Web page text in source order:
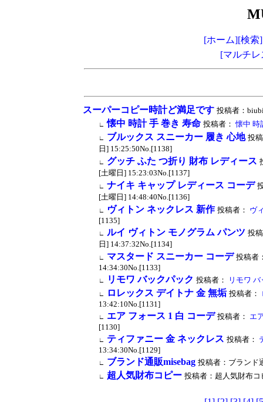
[ホーム][検索]
[マルチ
スーパーコピー時計ど満足です 投稿者：
∟ 懐中 時計 手 巻き 寿命 投稿者： 懐中 時
∟ ブルックス スニーカー 履き 心地 投
日] 15:25:50No.[1138]
∟ グッチ ふた つ折り 財布 レディース
[土曜日] 15:23:03No.[1137]
∟ ナイキ キャップ レディース コーデ
[土曜日] 14:48:40No.[1136]
∟ ヴィトン ネックレス 新作 投稿者： ヴ
[1135]
∟ ルイ ヴィトン モノグラム パンツ 投
日] 14:37:32No.[1134]
∟ マスタード スニーカー コーデ 投稿者
14:34:30No.[1133]
∟ リモワ バックパック 投稿者： リモワ
∟ ロレックス デイトナ 金 無垢 投稿者：
13:42:10No.[1131]
∟ エア フォース 1 白 コーデ 投稿者： エ
[1130]
∟ ティファニー 金 ネックレス 投稿者：
13:34:30No.[1129]
∟ ブランド通販misebag 投稿者：ブランド
∟ 超人気財布コピー 投稿者：超人気財布